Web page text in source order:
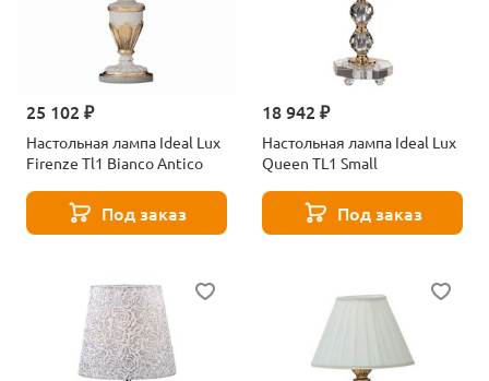
25 102 ₽
Настольная лампа Ideal Lux
Firenze Tl1 Bianco Antico
Под заказ
18 942 ₽
Настольная лампа Ideal Lux
Queen TL1 Small
Под заказ